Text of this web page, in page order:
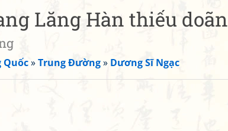
Lăng Hàn thiếu doãn
Quốc»Trung Đường» Dương Sĩ Ngạc